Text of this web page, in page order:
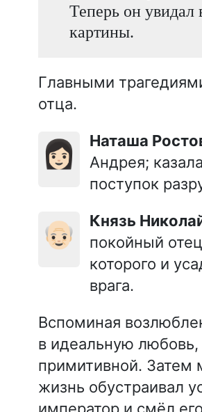
Теперь он увидал
картины.
Главными
отца.
👩🏻 Наташа
Андрея;
поступок
👴🏻 Князь
покойный
которого и
врага.
Вспоминая
в идеальную любовь,
примитивной. Затем
жизнь обустраивал